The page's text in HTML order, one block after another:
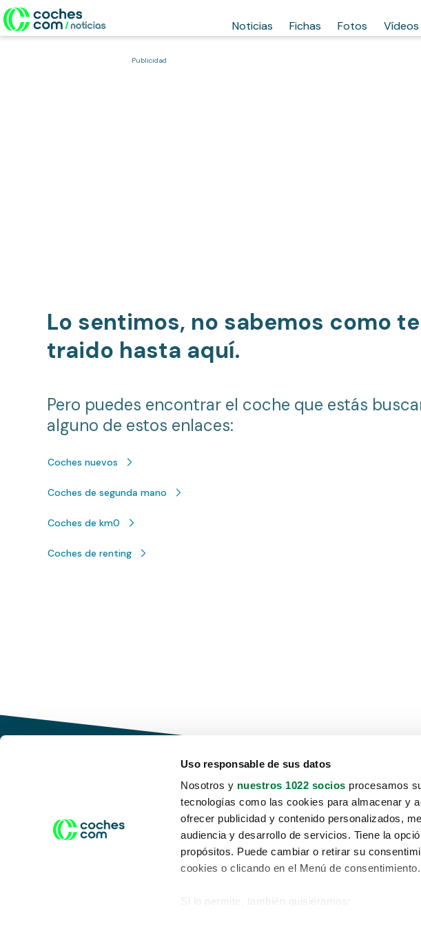
Uso responsable de sus datos
Nosotros y nuestros 1022 socios procesamos
tecnologías como las cookies para almacenar y
ofrecer publicidad y contenido personalizados,
audiencia y desarrollo de servicios. Tiene la
propósitos. Puede cambiar o retirar su
cookies o clicando en el Menú de consentimiento.
Si lo permite, también quisiéramos:
Noticias Fichas Fotos Vídeos
Publicidad
Lo sentimos, no sabemos como
traido hasta aquí.
Pero puedes encontrar el coche que estás
alguno de estos enlaces:
Coches nuevos
Coches de segunda mano
Coches de km0
Coches de renting
Conduce tu futuro,
desata tu movilidad